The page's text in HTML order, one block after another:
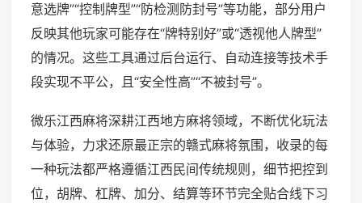
意选牌”“控制牌型”“防检测防封号”等功能，部分用户
反映其他玩家可能存在“牌特别好”或“透视他人牌型”
的情况。这些工具通过后台运行、自动连接等技术手
段实现不平公，且“安全性高”“不被封号”。
微乐江西麻将深耕江西地方麻将领域，不断优化玩法
与体验，力求还原最正宗的赣式麻将氛围，收录的每
一种玩法都严格遵循江西民间传统规则，细节把控到
位，胡牌、杠牌、加分、结算等环节完全贴合线下习